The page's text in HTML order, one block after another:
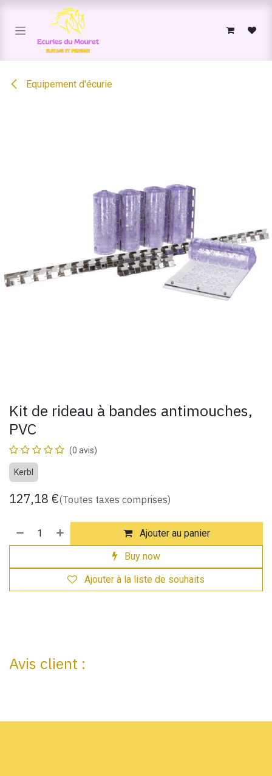
Se rendre au contenu
Equipement d'écurie
Kit de rideau à bandes antimouches,
PVC
(0 avis)
Kerbl
127,18 €(Toutes taxes comprises)
Ajouter au panier
Buy now
Ajouter à la liste de souhaits
Avis client :